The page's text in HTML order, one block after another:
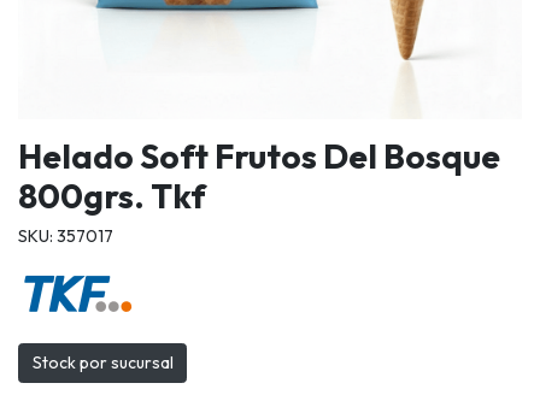
Helado Soft Frutos Del Bosque
800grs. Tkf
SKU: 357017
Stock por sucursal